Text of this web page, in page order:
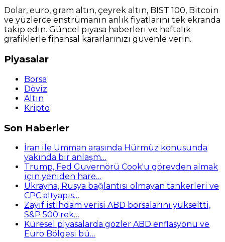
Dolar, euro, gram altın, çeyrek altın, BIST 100, Bitcoin
ve yüzlerce enstrümanın anlık fiyatlarını tek ekranda
takip edin. Güncel piyasa haberleri ve haftalık
grafiklerle finansal kararlarınızı güvenle verin.
Piyasalar
Borsa
Döviz
Altın
Kripto
Son Haberler
İran ile Umman arasında Hürmüz konusunda
yakında bir anlaşm…
Trump, Fed Guvernörü Cook'u görevden almak
için yeniden hare…
Ukrayna, Rusya bağlantısı olmayan tankerleri ve
CPC altyapıs…
Zayıf istihdam verisi ABD borsalarını yükseltti,
S&P 500 rek…
Küresel piyasalarda gözler ABD enflasyonu ve
Euro Bölgesi bü…